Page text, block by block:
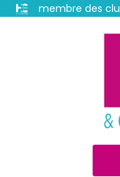
membre des
Aller